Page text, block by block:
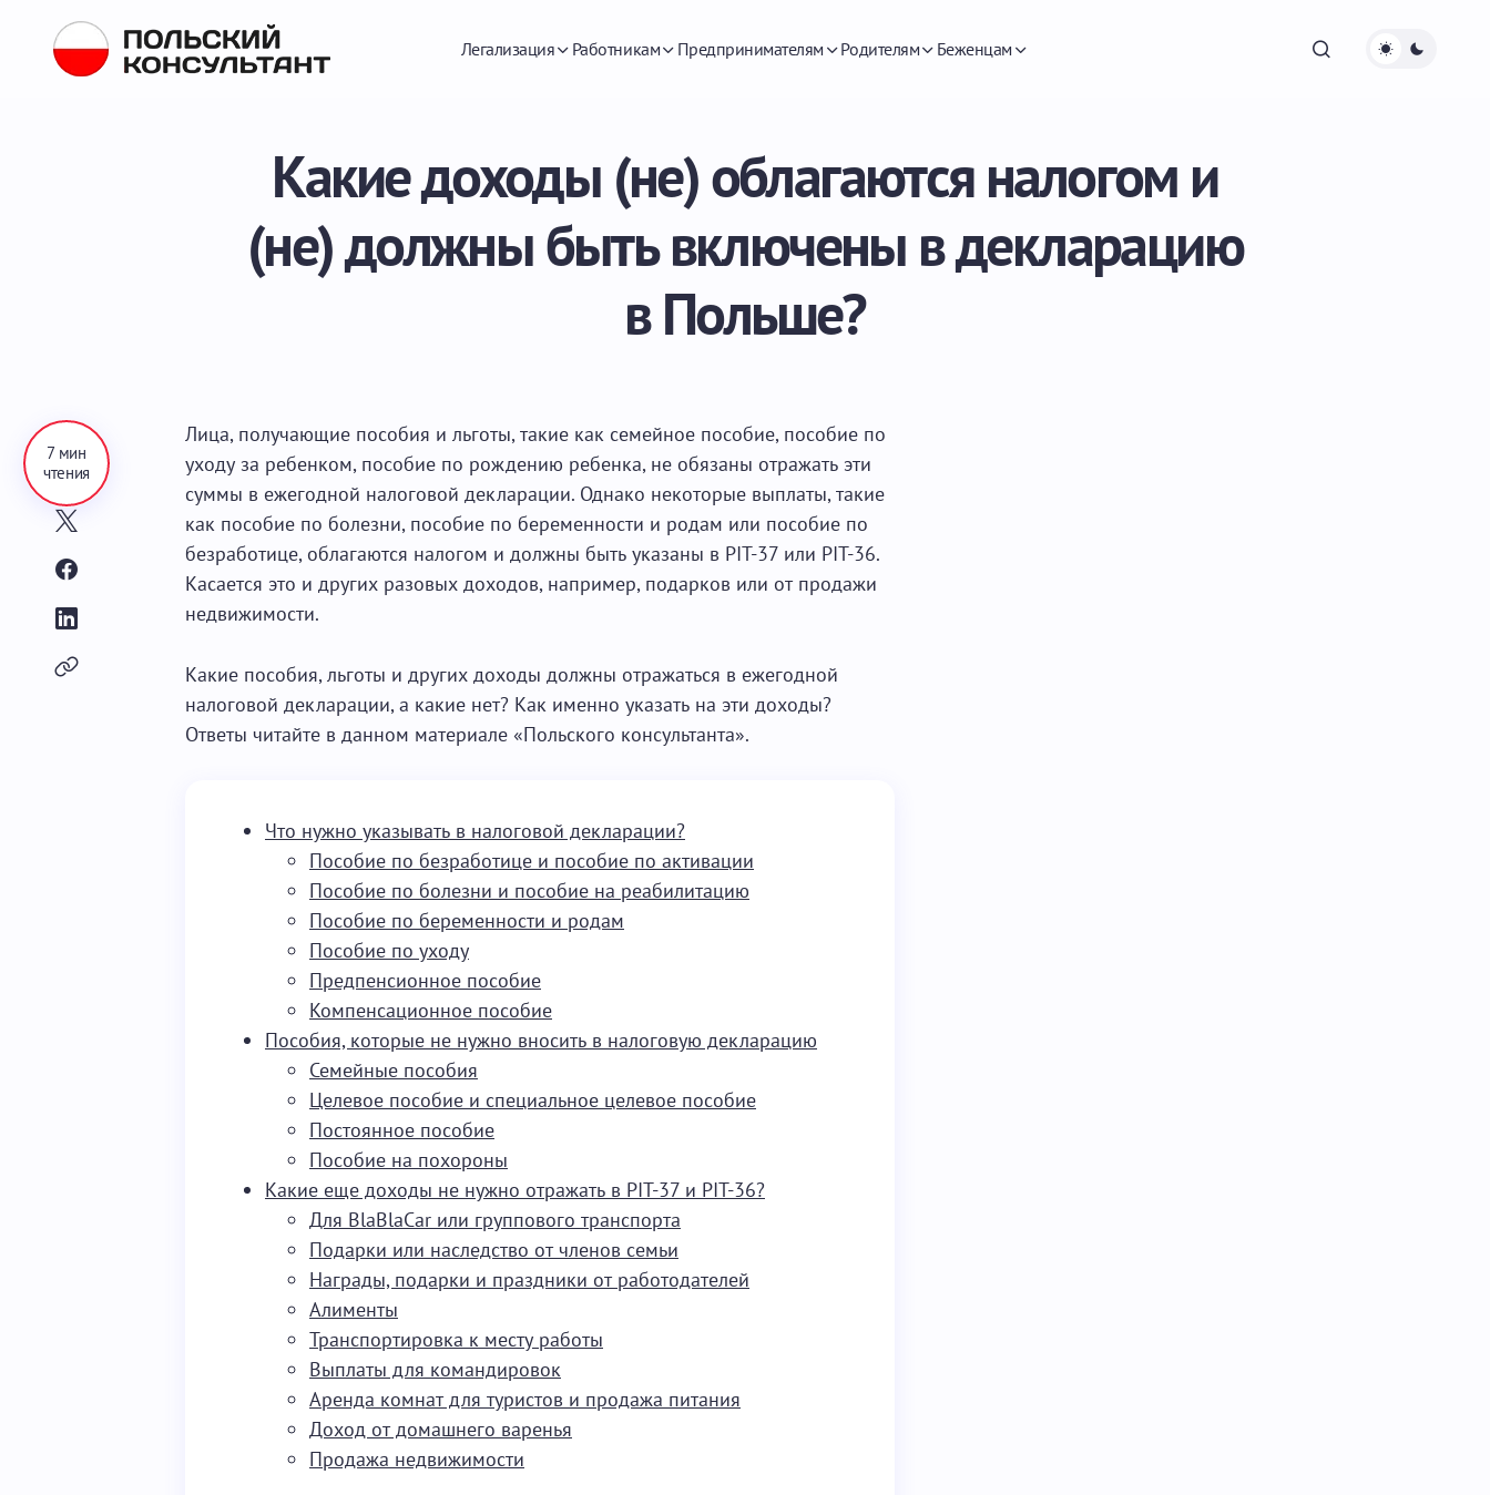
Легализация Работникам Предпринимателям Родителям Беженцам
Какие доходы (не) облагаются налогом и
(не) должны быть включены в декларацию
в Польше?
7 мин
чтения
Лица, получающие пособия и льготы, такие как семейное пособие, пособие по
уходу за ребенком, пособие по рождению ребенка, не обязаны отражать эти
суммы в ежегодной налоговой декларации. Однако некоторые выплаты, такие
как пособие по болезни, пособие по беременности и родам или пособие по
безработице, облагаются налогом и должны быть указаны в PIT-37 или PIT-36.
Касается это и других разовых доходов, например, подарков или от продажи
недвижимости.
Какие пособия, льготы и других доходы должны отражаться в ежегодной
налоговой декларации, а какие нет? Как именно указать на эти доходы?
Ответы читайте в данном материале «Польского консультанта».
Что нужно указывать в налоговой декларации?
Пособие по безработице и пособие по активации
Пособие по болезни и пособие на реабилитацию
Пособие по беременности и родам
Пособие по уходу
Предпенсионное пособие
Компенсационное пособие
Пособия, которые не нужно вносить в налоговую декларацию
Семейные пособия
Целевое пособие и специальное целевое пособие
Постоянное пособие
Пособие на похороны
Какие еще доходы не нужно отражать в PIT-37 и PIT-36?
Для BlaBlaCar или группового транспорта
Подарки или наследство от членов семьи
Награды, подарки и праздники от работодателей
Алименты
Транспортировка к месту работы
Выплаты для командировок
Аренда комнат для туристов и продажа питания
Доход от домашнего варенья
Продажа недвижимости